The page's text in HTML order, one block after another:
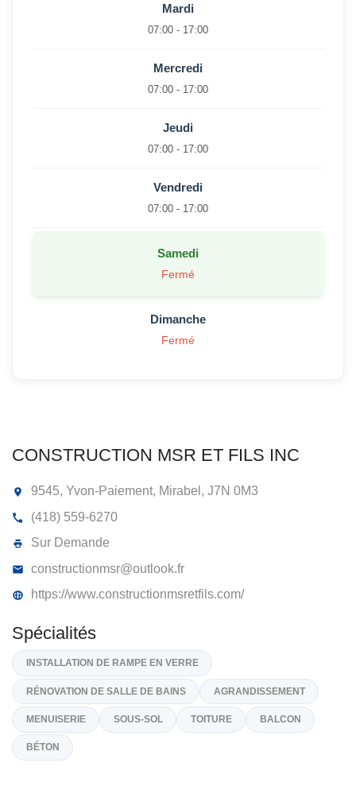
CONSTRUCTION MSR ET FILS INC
(418) 559-6270
Sur Demande
constructionmsr@outlook.fr
https://www.constructionmsretfils.com/
Spécialités
Mardi
07:00 - 17:00
Mercredi
07:00 - 17:00
Jeudi
07:00 - 17:00
Vendredi
07:00 - 17:00
Samedi
Fermé
Dimanche
Fermé